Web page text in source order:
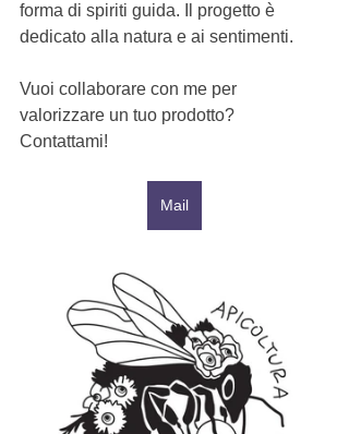
forma di spiriti guida. Il progetto è
dedicato alla natura e ai sentimenti.
Vuoi collaborare con me per
valorizzare un tuo prodotto?
Contattami!
Mail